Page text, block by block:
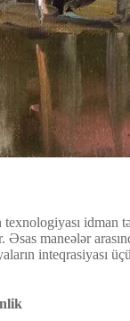
maneələr
inteqrasiyası